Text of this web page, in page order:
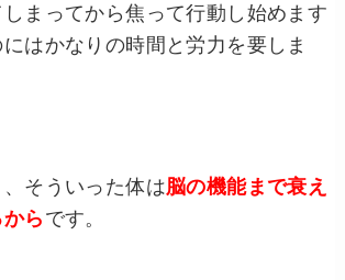
まってから焦って行動し始めます
はかなりの時間と労力を要しま
そういった体は脳の機能まで衰え
ら です。